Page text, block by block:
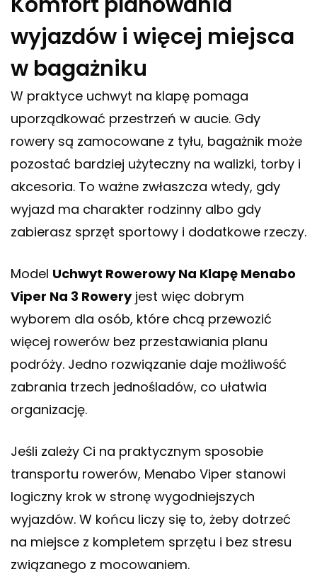
wyjazdów i więcej miejsca
w bagażniku
W praktyce uchwyt na klapę pomaga
uporządkować przestrzeń w aucie. Gdy
rowery są zamocowane z tyłu, bagażnik może
pozostać bardziej użyteczny na walizki, torby i
akcesoria. To ważne zwłaszcza wtedy, gdy
wyjazd ma charakter rodzinny albo gdy
zabierasz sprzęt sportowy i dodatkowe rzeczy.
Model Uchwyt Rowerowy Na Klapę Menabo
Viper Na 3 Roweryjest więc dobrym
wyborem dla osób, które chcą przewozić
więcej rowerów bez przestawiania planu
podróży. Jedno rozwiązanie daje możliwość
zabrania trzech jednośladów, co ułatwia
organizację.
Jeśli zależy Ci na praktycznym sposobie
transportu rowerów, Menabo Viper stanowi
logiczny krok w stronę wygodniejszych
wyjazdów. W końcu liczy się to, żeby dotrzeć
na miejsce z kompletem sprzętu i bez stresu
związanego z mocowaniem.